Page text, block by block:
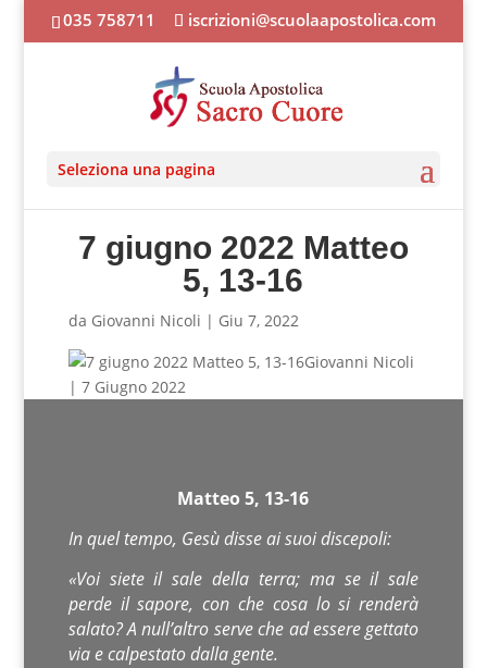
035 758711 iscrizioni@scuolaapostolica.com
Seleziona una pagina
7 giugno 2022 Matteo
5, 13-16
da Giovanni Nicoli | Giu 7, 2022
Giovanni Nicoli
| 7 Giugno 2022
Matteo 5, 13-16
In quel tempo, Gesù disse ai suoi discepoli:
«Voi siete il sale della terra; ma se il sale
perde il sapore, con che cosa lo si renderà
salato? A null’altro serve che ad essere gettato
via e calpestato dalla gente.